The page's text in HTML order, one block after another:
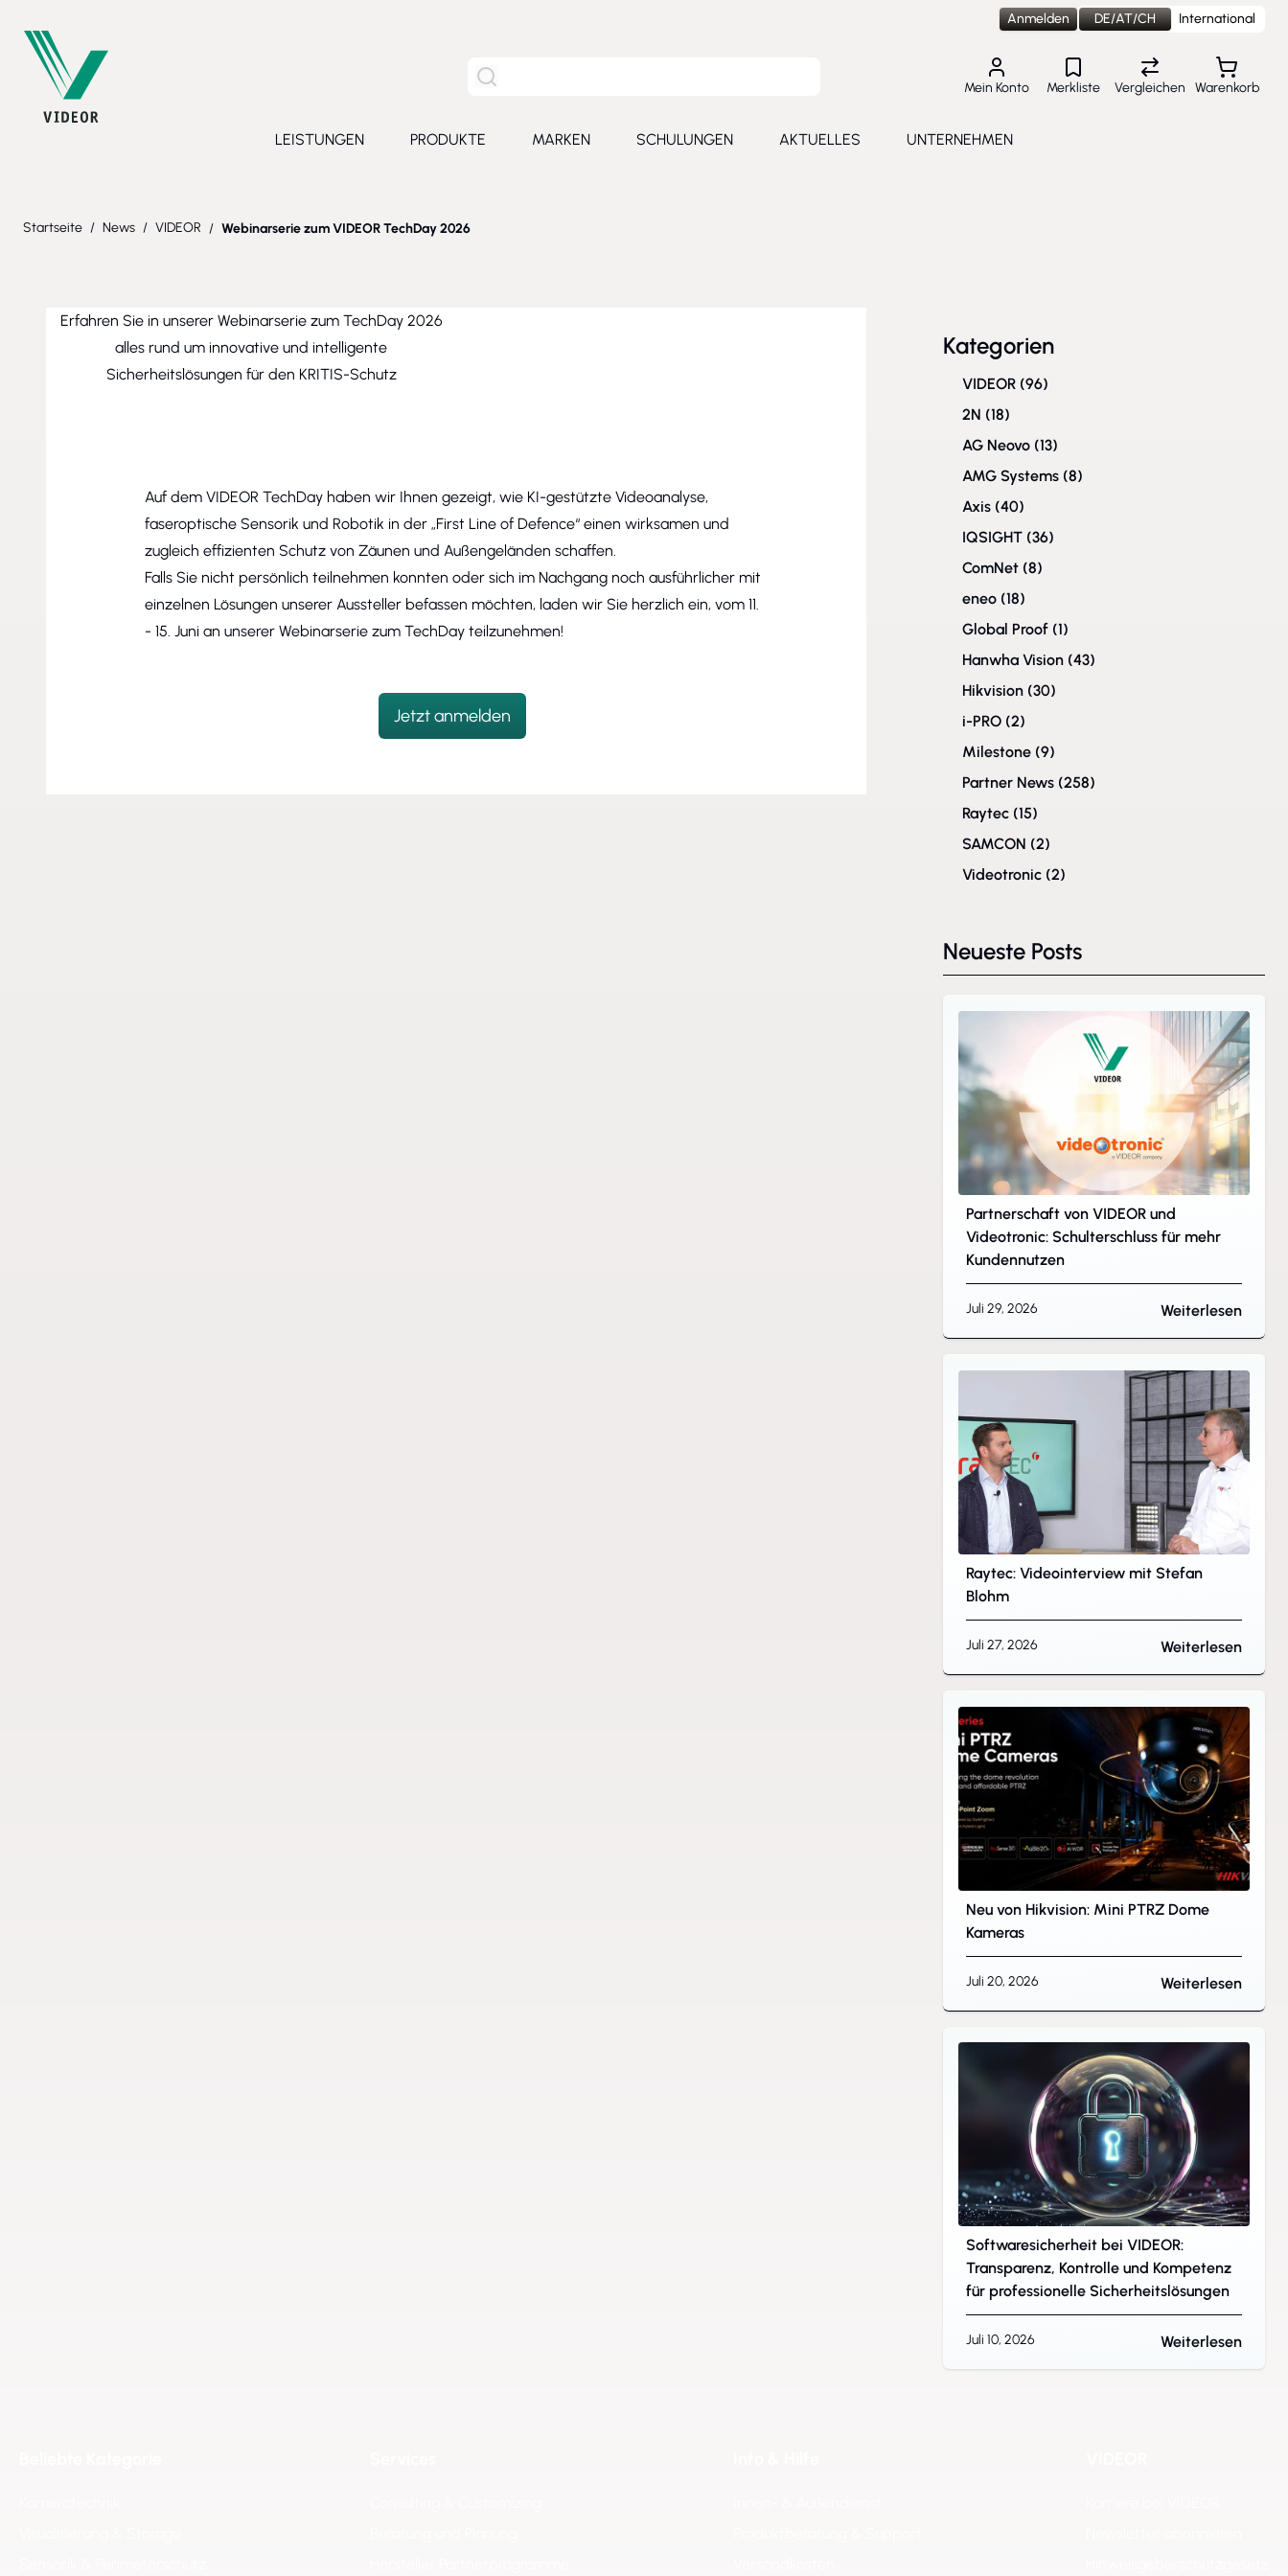
Site Suche
Anmelden DE/AT/CH International
Mein Konto Merkliste Vergleichen Warenkorb
LEISTUNGEN
PRODUKTE
MARKEN
SCHULUNGEN
AKTUELLES
UNTERNEHMEN
Startseite / News / VIDEOR / Webinarserie zum VIDEOR TechDay 2026
Erfahren Sie in unserer Webinarserie zum TechDay 2026
alles rund um innovative und intelligente
Sicherheitslösungen für den KRITIS-Schutz
Auf dem VIDEOR TechDay haben wir Ihnen gezeigt, wie KI-gestützte Videoanalyse,
faseroptische Sensorik und Robotik in der „First Line of Defence“ einen wirksamen und
zugleich effizienten Schutz von Zäunen und Außengeländen schaffen.
Falls Sie nicht persönlich teilnehmen konnten oder sich im Nachgang noch ausführlicher mit
einzelnen Lösungen unserer Aussteller befassen möchten, laden wir Sie herzlich ein, vom 11.
- 15. Juni an unserer Webinarserie zum TechDay teilzunehmen!
Jetzt anmelden
Kategorien
VIDEOR (96)
2N (18)
AG Neovo (13)
AMG Systems (8)
Axis (40)
IQSIGHT (36)
ComNet (8)
eneo (18)
Global Proof (1)
Hanwha Vision (43)
Hikvision (30)
i-PRO (2)
Milestone (9)
Partner News (258)
Raytec (15)
SAMCON (2)
Videotronic (2)
Neueste Posts
Partnerschaft von VIDEOR und
Videotronic: Schulterschluss für mehr
Kundennutzen
Juli 29, 2026 Weiterlesen
Raytec: Videointerview mit Stefan
Blohm
Juli 27, 2026 Weiterlesen
Neu von Hikvision: Mini PTRZ Dome
Kameras
Juli 20, 2026 Weiterlesen
Softwaresicherheit bei VIDEOR:
Transparenz, Kontrolle und Kompetenz
für professionelle Sicherheitslösungen
Juli 10, 2026 Weiterlesen